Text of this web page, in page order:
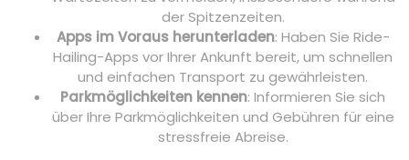
der Spitzenzeiten.
Apps im Voraus herunterladen: Haben Sie Ride-
Hailing-Apps vor Ihrer Ankunft bereit, um schnellen
und einfachen Transport zu gewährleisten.
Parkmöglichkeiten kennen: Informieren Sie sich
über Ihre Parkmöglichkeiten und Gebühren für eine
stressfreie Abreise.